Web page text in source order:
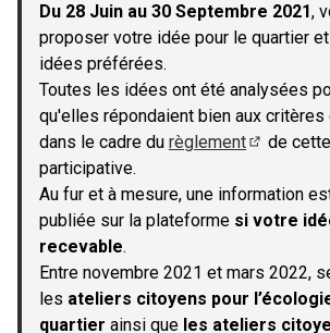
−
Du 28 Juin au 30 Septembre 2021,
proposer votre idée pour le quartier
idées préférées.
Toutes les idées ont été analysées
qu'elles répondaient bien aux
dans le cadre du règlement
de
participative.
Au fur et à mesure, une information
publiée sur la plateforme si votre
recevable.
Entre novembre 2021 et mars 2022,
les ateliers citoyens pour
quartier ainsi que les ateliers